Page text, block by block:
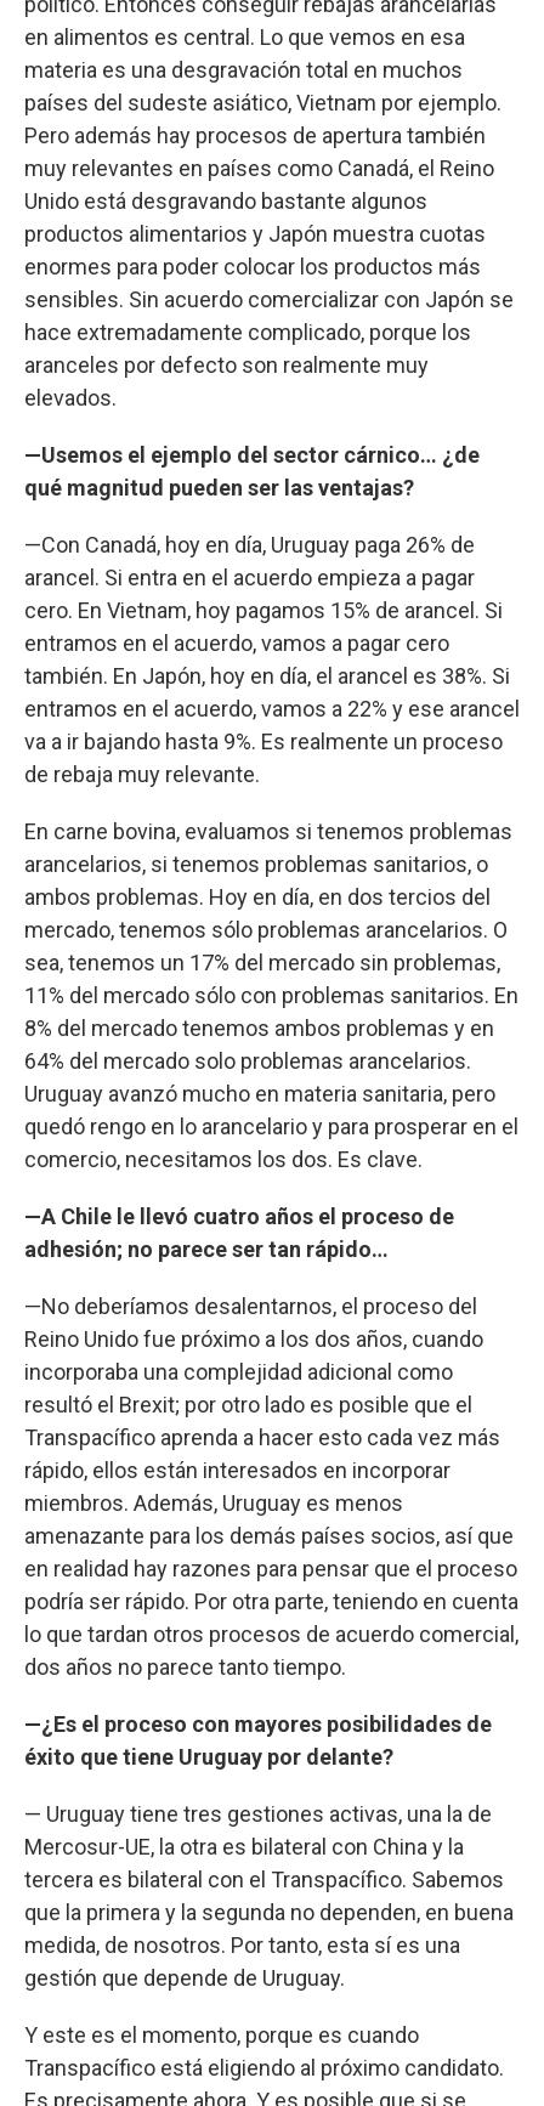
en alimentos es central. Lo que vemos en esa
materia es una desgravación total en muchos
países del sudeste asiático, Vietnam por ejemplo.
Pero además hay procesos de apertura también
muy relevantes en países como Canadá, el Reino
Unido está desgravando bastante algunos
productos alimentarios y Japón muestra cuotas
enormes para poder colocar los productos más
sensibles. Sin acuerdo comercializar con Japón se
hace extremadamente complicado, porque los
aranceles por defecto son realmente muy
elevados.
—Usemos el ejemplo del sector cárnico… ¿de
qué magnitud pueden ser las ventajas?
—Con Canadá, hoy en día, Uruguay paga 26% de
arancel. Si entra en el acuerdo empieza a pagar
cero. En Vietnam, hoy pagamos 15% de arancel. Si
entramos en el acuerdo, vamos a pagar cero
también. En Japón, hoy en día, el arancel es 38%. Si
entramos en el acuerdo, vamos a 22% y ese arancel
va a ir bajando hasta 9%. Es realmente un proceso
de rebaja muy relevante.
En carne bovina, evaluamos si tenemos problemas
arancelarios, si tenemos problemas sanitarios, o
ambos problemas. Hoy en día, en dos tercios del
mercado, tenemos sólo problemas arancelarios. O
sea, tenemos un 17% del mercado sin problemas,
11% del mercado sólo con problemas sanitarios. En
8% del mercado tenemos ambos problemas y en
64% del mercado solo problemas arancelarios.
Uruguay avanzó mucho en materia sanitaria, pero
quedó rengo en lo arancelario y para prosperar en el
comercio, necesitamos los dos. Es clave.
—A Chile le llevó cuatro años el proceso de
adhesión; no parece ser tan rápido…
—No deberíamos desalentarnos, el proceso del
Reino Unido fue próximo a los dos años, cuando
incorporaba una complejidad adicional como
resultó el Brexit; por otro lado es posible que el
Transpacífico aprenda a hacer esto cada vez más
rápido, ellos están interesados en incorporar
miembros. Además, Uruguay es menos
amenazante para los demás países socios, así que
en realidad hay razones para pensar que el proceso
podría ser rápido. Por otra parte, teniendo en cuenta
lo que tardan otros procesos de acuerdo comercial,
dos años no parece tanto tiempo.
—¿Es el proceso con mayores posibilidades de
éxito que tiene Uruguay por delante?
— Uruguay tiene tres gestiones activas, una la de
Mercosur-UE, la otra es bilateral con China y la
tercera es bilateral con el Transpacífico. Sabemos
que la primera y la segunda no dependen, en buena
medida, de nosotros. Por tanto, esta sí es una
gestión que depende de Uruguay.
Y este es el momento, porque es cuando
Transpacífico está eligiendo al próximo candidato.
Es precisamente ahora. Y es posible que si se